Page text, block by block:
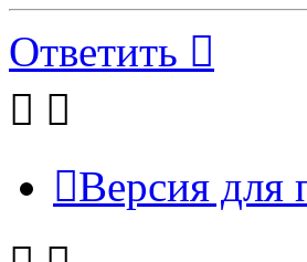
Ответить
Версия для